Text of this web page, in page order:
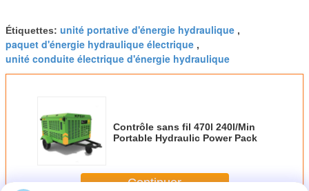
Étiquettes: unité portative d'énergie hydraulique ,
paquet d'énergie hydraulique électrique ,
unité conduite électrique d'énergie hydraulique
Contrôle sans fil 470l 240l/Min
Portable Hydraulic Power Pack
Continuer